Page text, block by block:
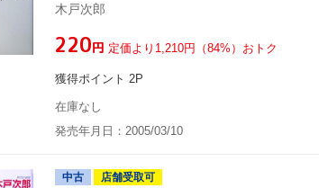
木戸次郎
¥220円 定価より1,210円（84%）おトク
獲得ポイント 2P
在庫なし
発売年月日：2005/03/10
中古 店舗受取可